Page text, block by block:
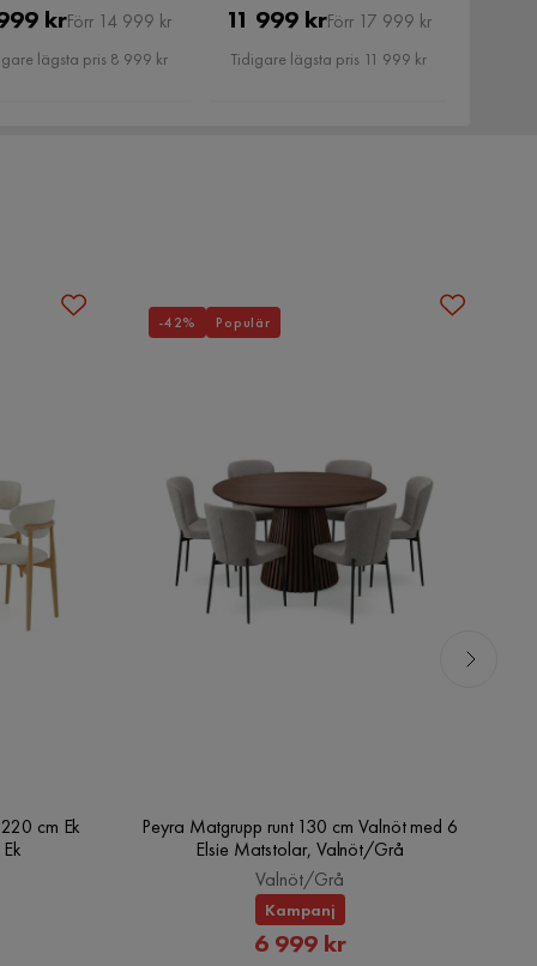
Pris
krOriginal
Pris
Förr 14 999 kr
lägsta pris 8 999 kr
Pris
11 999 krOriginal
Pris
Förr 17 999 kr
Tidigare lägsta pris 11 999 kr
cm Ek
Peyra Matgrupp runt 130 cm Valnöt med 6
Elsie Matstolar, Valnöt/Grå
Valnöt/Grå
Kampanj
Rabatterat
6 999 kr
-42% Populär